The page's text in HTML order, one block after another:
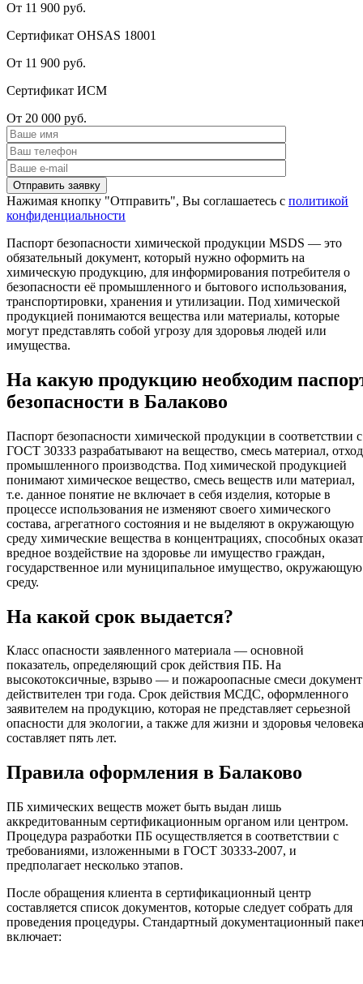
От 11 900 руб.
Сертификат OHSAS 18001
От 11 900 руб.
Сертификат ИСМ
От 20 000 руб.
Нажимая кнопку "Отправить", Вы соглашаетесь с политикой
конфиденциальности
Паспорт безопасности химической продукции MSDS — это
обязательный документ, который нужно оформить на
химическую продукцию, для информирования потребителя о
безопасности её промышленного и бытового использования,
транспортировки, хранения и утилизации. Под химической
продукцией понимаются вещества или материалы, которые
могут представлять собой угрозу для здоровья людей или
имущества.
На какую продукцию необходим
безопасности в Балаково
Паспорт безопасности химической продукции в соответствии с
ГОСТ 30333 разрабатывают на вещество, смесь материал, отход
промышленного производства. Под химической продукцией
понимают химическое вещество, смесь веществ или материал,
т.е. данное понятие не включает в себя изделия, которые в
процессе использования не изменяют своего химического
состава, агрегатного состояния и не выделяют в окружающую
среду химические вещества в концентрациях, способных
вредное воздействие на здоровье ли имущество граждан,
государственное или муниципальное имущество, окружающую
среду.
На какой срок выдается?
Класс опасности заявленного материала — основной
показатель, определяющий срок действия ПБ. На
высокотоксичные, взрыво — и пожароопасные смеси документ
действителен три года. Срок действия МСДС, оформленного
заявителем на продукцию, которая не представляет серьезной
опасности для экологии, а также для жизни и здоровья
составляет пять лет.
Правила оформления в Балаково
ПБ химических веществ может быть выдан лишь
аккредитованным сертификационным органом или центром.
Процедура разработки ПБ осуществляется в соответствии с
требованиями, изложенными в ГОСТ 30333-2007, и
предполагает несколько этапов.
После обращения клиента в сертификационный центр
составляется список документов, которые следует собрать для
проведения процедуры. Стандартный документационный
включает: